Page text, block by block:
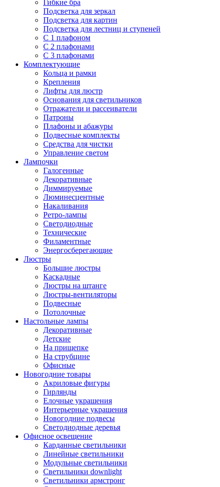
Гибкие бра
Подсветка для зеркал
Подсветка для картин
Подсветка для лестниц и ступеней
С 1 плафоном
С 2 плафонами
С 3 плафонами
Комплектующие
Кольца и рамки
Крепления
Лифты для люстр
Основания для светильников
Отражатели и рассеиватели
Патроны
Плафоны и абажуры
Подвесные комплекты
Средства для чистки
Управление светом
Лампочки
Галогенные
Декоративные
Диммируемые
Люминесцентные
Накаливания
Ретро-лампы
Светодиодные
Технические
Филаментные
Энергосберегающие
Люстры
Большие люстры
Каскадные
Люстры на штанге
Люстры-вентиляторы
Подвесные
Потолочные
Настольные лампы
Декоративные
Детские
На прищепке
На струбцине
Офисные
Новогодние товары
Акриловые фигуры
Гирлянды
Елочные украшения
Интерьерные украшения
Новогодние подвесы
Светодиодные деревья
Офисное освещение
Карданные светильники
Линейные светильники
Модульные светильники
Светильники downlight
Светильники армстронг